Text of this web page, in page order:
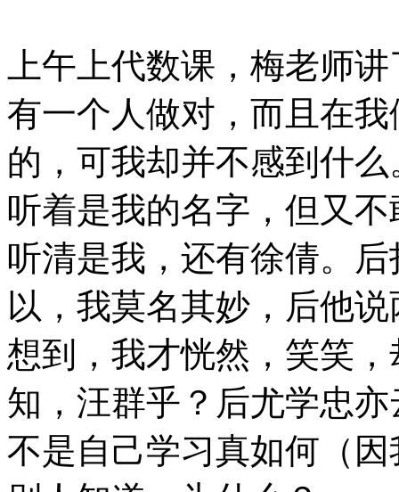
上午上代数课，梅老师
有一个人做对，而且在
的，可我却并不感到什
听着是我的名字，但又
听清是我，还有徐倩。
以，我莫名其妙，后他
想到，我才恍然，笑笑
知，汪群乎？后尤学忠
不是自己学习真如何（